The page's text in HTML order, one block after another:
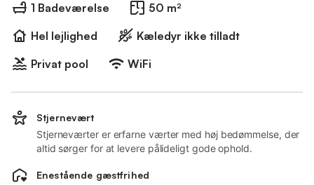
1 Badeværelse
50 m²
Hel lejlighed
Kæledyr ikke tilladt
Privat pool
WiFi
Stjernevært
Stjerneværter er erfarne værter med høj bedømmelse, der
altid sørger for at levere pålideligt gode ophold.
Enestående gæstfrihed